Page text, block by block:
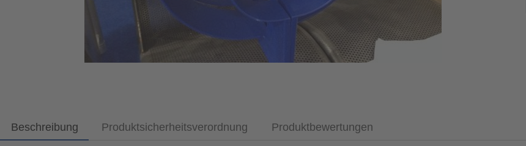
Beschreibung Produktsicherheitsverordnung Produktbewertungen